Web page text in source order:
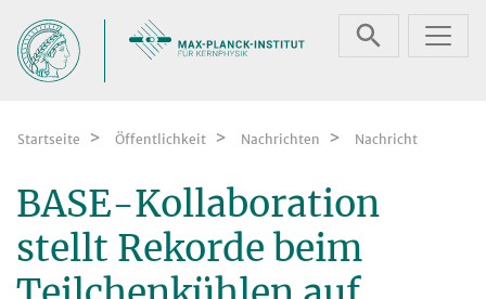
Startseite Öffentlichkeit Nachrichten Nachricht
BASE-Kollaboration
stellt Rekorde beim